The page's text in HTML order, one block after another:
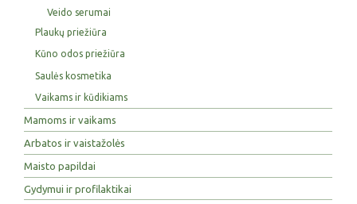
Veido serumai
Plaukų priežiūra
Kūno odos priežiūra
Saulės kosmetika
Vaikams ir kūdikiams
Mamoms ir vaikams
Arbatos ir vaistažolės
Maisto papildai
Gydymui ir profilaktikai